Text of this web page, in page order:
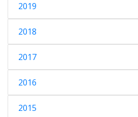
2019
2018
2017
2016
2015